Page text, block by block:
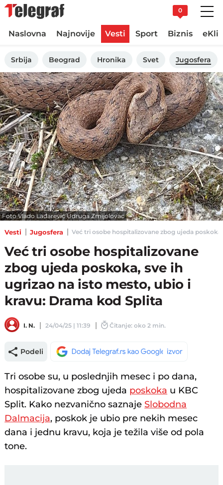
0
Naslovna Najnovije Vesti Sport Biznis
Srbija Beograd Hronika Svet Jugosfera
Foto Vlado Lađarević Udruga Zmijolovac
Vesti Jugosfera Već tri osobe hospitalizovane zbog ujeda
Već tri osobe hospitalizovane
zbog ujeda poskoka, sve ih
ugrizao na isto mesto, ubio i
kravu: Drama kod Splita
I. N. 24/04/25 | 11:39 Čitanje: oko 2 min.
Podeli
Tri osobe su, u poslednjih mesec i po dana,
hospitalizovane zbog ujeda poskoka u KBC
Split. Kako nezvanično saznaje Slobodna
Dalmacija, poskok je ubio pre nekih mesec
dana i jednu kravu, koja je težila više od pola
tone.